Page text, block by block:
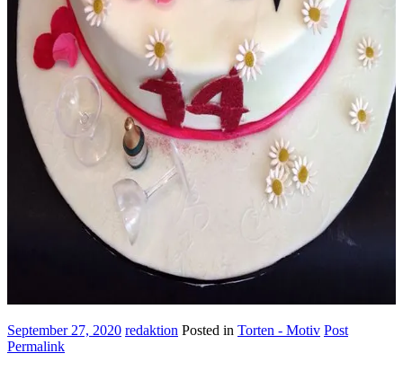
September 27, 2020 redaktion Posted in Torten - Motiv Post
Permalink